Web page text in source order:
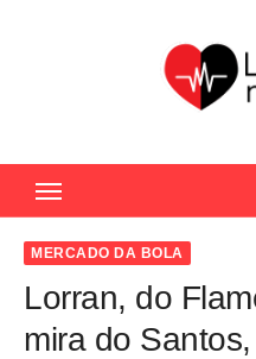
c
MERCADO DA BOLA
Lorran, do
mira do